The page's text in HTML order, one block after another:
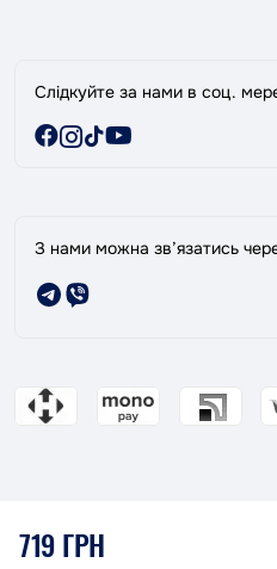
719 ГРН
Слідкуйте за нами в соц.
З нами можна зв’язатись
Магазин ТАНДЕМ: Ваш надійний